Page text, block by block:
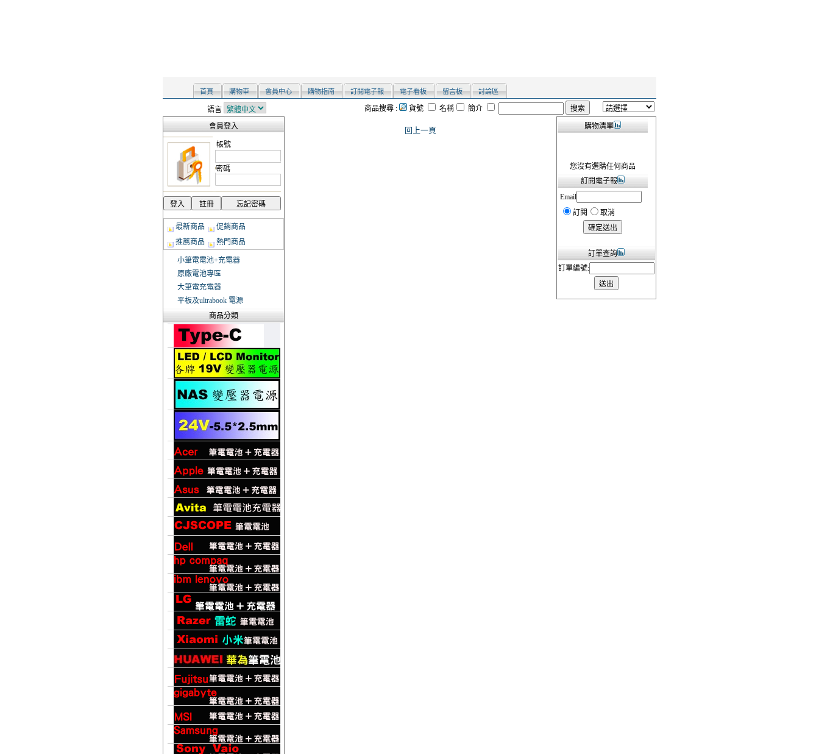
首頁 購物車 會員中心 購物指南 訂閱電子報 電子看板 留言板 討論區
語言 商品搜尋 : 貨號 名稱 簡介
會員登入
帳號
密碼
最新商品
促銷商品
推薦商品
熱門商品
小筆電電池+充電器
原廠電池專區
大筆電充電器
平板及ultrabook 電源
商品分類
回上一頁 購物清單
您沒有選購任何商品
訂閱電子報
Email
訂閱
取消
訂單查詢
訂單編號: